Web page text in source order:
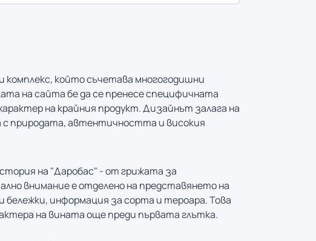
комплекс, който съчетава многогодишни
на сайта бе да се пренесе специфичната
на крайния продукт. Дизайнът залага на
с природата, автентичността и високия
на "Даробас" - от грижата за
внимание е отделено на представянето на
информация за сорта и тероара. Това
на вината още преди първата глътка.